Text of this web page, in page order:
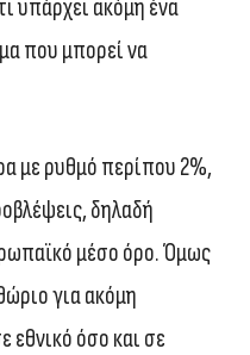
υπάρχει ακόμη ένα
που μπορεί να
με ρυθμό περίπου 2%,
δηλαδή
μέσο όρο. Όμως
για ακόμη
όσο και σε